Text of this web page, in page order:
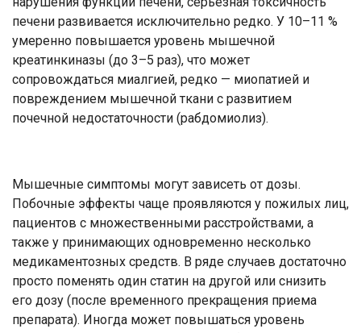
печени развивается исключительно редко. У 10–11 %
умеренно повышается уровень мышечной
креатинкиназы (до 3–5 раз), что может
сопровождаться миалгией, редко — миопатией и
повреждением мышечной ткани с развитием
почечной недостаточности (рабдомиолиз).
Мышечные симптомы могут зависеть от дозы.
Побочные эффекты чаще проявляются у пожилых лиц,
пациентов с множественными расстройствами, а
также у принимающих одновременно несколько
медикаментозных средств. В ряде случаев достаточно
просто поменять один статин на другой или снизить
его дозу (после временного прекращения приема
препарата). Иногда может повышаться уровень